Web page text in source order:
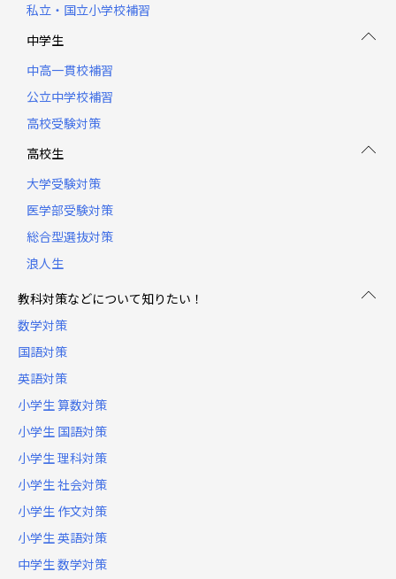
私立・国立小学校補習
中学生
中高一貫校補習
公立中学校補習
高校受験対策
高校生
大学受験対策
医学部受験対策
総合型選抜対策
浪人生
教科対策などについて知りたい！
数学対策
国語対策
英語対策
小学生 算数対策
小学生 国語対策
小学生 理科対策
小学生 社会対策
小学生 作文対策
小学生 英語対策
中学生 数学対策